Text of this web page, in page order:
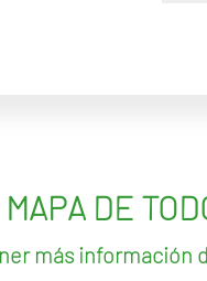
MAPA DE
más información